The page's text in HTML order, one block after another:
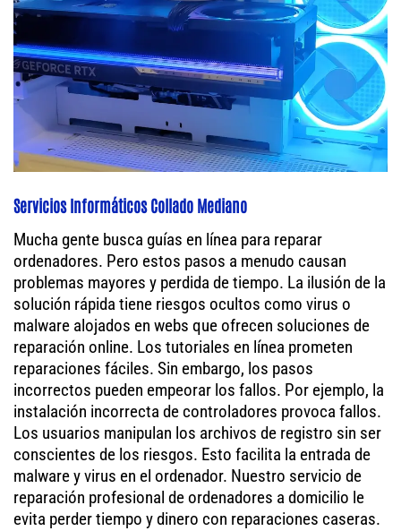
Servicios Informáticos Collado Mediano
Mucha gente busca guías en línea para reparar
ordenadores. Pero estos pasos a menudo causan
problemas mayores y perdida de tiempo. La ilusión de la
solución rápida tiene riesgos ocultos como virus o
malware alojados en webs que ofrecen soluciones de
reparación online. Los tutoriales en línea prometen
reparaciones fáciles. Sin embargo, los pasos
incorrectos pueden empeorar los fallos. Por ejemplo, la
instalación incorrecta de controladores provoca fallos.
Los usuarios manipulan los archivos de registro sin ser
conscientes de los riesgos. Esto facilita la entrada de
malware y virus en el ordenador. Nuestro servicio de
reparación profesional de ordenadores a domicilio le
evita perder tiempo y dinero con reparaciones caseras.